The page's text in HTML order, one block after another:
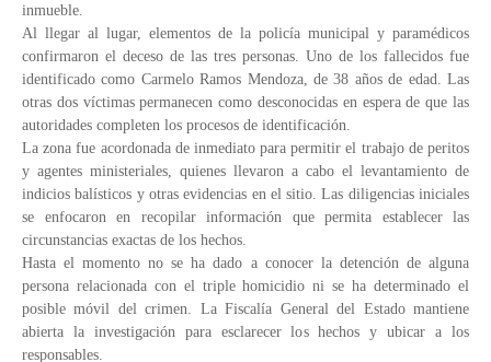
inmueble.
Al llegar al lugar, elementos de la policía municipal y paramédicos
confirmaron el deceso de las tres personas. Uno de los fallecidos fue
identificado como Carmelo Ramos Mendoza, de 38 años de edad. Las
otras dos víctimas permanecen como desconocidas en espera de que las
autoridades completen los procesos de identificación.
La zona fue acordonada de inmediato para permitir el trabajo de peritos
y agentes ministeriales, quienes llevaron a cabo el levantamiento de
indicios balísticos y otras evidencias en el sitio. Las diligencias iniciales
se enfocaron en recopilar información que permita establecer las
circunstancias exactas de los hechos.
Hasta el momento no se ha dado a conocer la detención de alguna
persona relacionada con el triple homicidio ni se ha determinado el
posible móvil del crimen. La Fiscalía General del Estado mantiene
abierta la investigación para esclarecer los hechos y ubicar a los
responsables.